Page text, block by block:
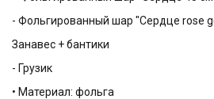
- Фольгированный шар "Сердце rose
Занавес + бантики
- Грузик
• Материал: фольга